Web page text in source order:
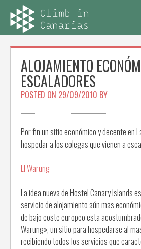
content
ALOJAMIENTO
ESCALADORES
POSTED ON 29/09/2010 BY
Por fin un sitio económico y decente en
hospedar a los colegas que vienen a
El Warung
La idea nueva de Hostel Canary Islands
servicio de alojamiento aún mas
de bajo coste europeo esta
Warung», un sitio para hospedarse al
recibiendo todos los servicios que